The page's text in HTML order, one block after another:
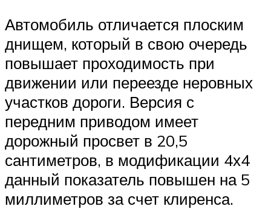
Автомобиль отличается плоским
днищем, который в свою очередь
повышает проходимость при
движении или переезде неровных
участков дороги. Версия с
передним приводом имеет
дорожный просвет в 20,5
сантиметров, в модификации 4х4
данный показатель повышен на 5
миллиметров за счет клиренса.